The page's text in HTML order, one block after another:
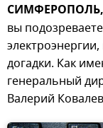
СИМФЕРОПОЛЬ,
вы
догадки. Как
генеральный
Валерий